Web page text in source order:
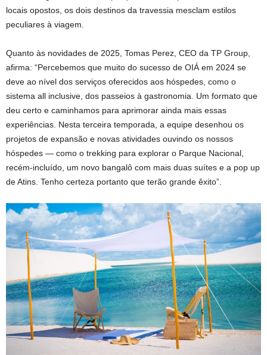
locais opostos, os dois destinos da travessia mesclam estilos
peculiares à viagem.
Quanto às novidades de 2025, Tomas Perez, CEO da TP Group,
afirma: “Percebemos que muito do sucesso de OIÁ em 2024 se
deve ao nível dos serviços oferecidos aos hóspedes, como o
sistema all inclusive, dos passeios à gastronomia. Um formato que
deu certo e caminhamos para aprimorar ainda mais essas
experiências. Nesta terceira temporada, a equipe desenhou os
projetos de expansão e novas atividades ouvindo os nossos
hóspedes — como o trekking para explorar o Parque Nacional,
recém-incluído, um novo bangalô com mais duas suítes e a pop up
de Atins. Tenho certeza portanto que terão grande êxito”.